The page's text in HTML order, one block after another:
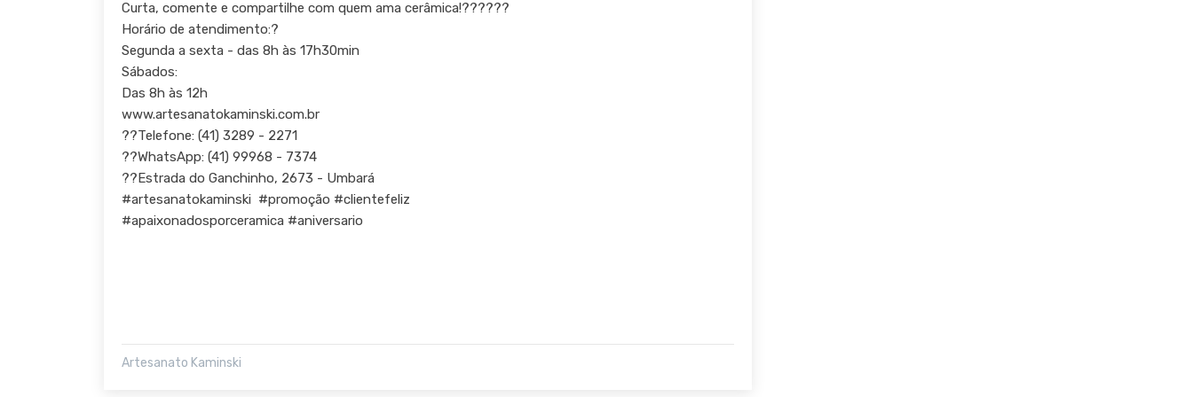
Curta, comente e compartilhe com quem ama cerâmica!??????
Horário de atendimento:?
Segunda a sexta - das 8h às 17h30min
Sábados:
Das 8h às 12h
www.artesanatokaminski.com.br
??Telefone: (41) 3289 - 2271
??WhatsApp: (41) 99968 - 7374
??Estrada do Ganchinho, 2673 - Umbará
#artesanatokaminski #promoção #clientefeliz
#apaixonadosporceramica #aniversario
Artesanato Kaminski